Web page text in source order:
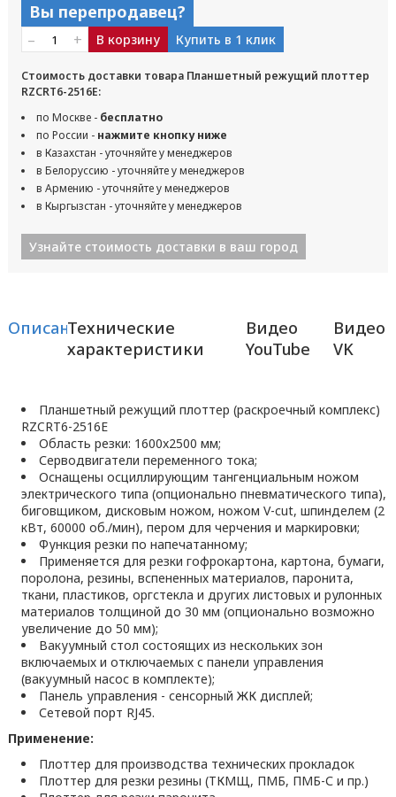
Вы перепродавец?
– + В корзину Купить в 1 клик
Стоимость доставки товара Планшетный режущий плоттер
RZCRT6-2516E:
по Москве - бесплатно
по России - нажмите кнопку ниже
в Казахстан - уточняйте у менеджеров
в Белоруссию - уточняйте у менеджеров
в Армению - уточняйте у менеджеров
в Кыргызстан - уточняйте у менеджеров
Узнайте стоимость доставки в ваш город
ОписаниеТехнические
характеристики
Видео
YouTube
Видео
VK
Планшетный режущий плоттер (раскроечный комплекс)
RZCRT6-2516E
Область резки: 1600x2500 мм;
Серводвигатели переменного тока;
Оснащены осциллирующим тангенциальным ножом
электрического типа (опционально пневматического типа),
биговщиком, дисковым ножом, ножом V-cut, шпинделем (2
кВт, 60000 об./мин), пером для черчения и маркировки;
Функция резки по напечатанному;
Применяется для резки гофрокартона, картона, бумаги,
поролона, резины, вспененных материалов, паронита,
ткани, пластиков, оргстекла и других листовых и рулонных
материалов толщиной до 30 мм (опционально возможно
увеличение до 50 мм);
Вакуумный стол состоящих из нескольких зон
включаемых и отключаемых с панели управления
(вакуумный насос в комплекте);
Панель управления - сенсорный ЖК дисплей;
Сетевой порт RJ45.
Применение:
Плоттер для производства технических прокладок
Плоттер для резки резины (ТКМЩ, ПМБ, ПМБ-С и пр.)